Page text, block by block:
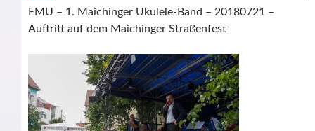
EMU – 1. Maichinger Ukulele-Band – 20180721 –
Auftritt auf dem Maichinger Straßenfest